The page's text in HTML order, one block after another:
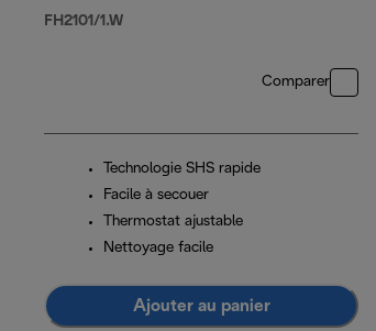
FH2101/1.W
Comparer
Technologie SHS rapide
Facile à secouer
Thermostat ajustable
Nettoyage facile
Ajouter au panier